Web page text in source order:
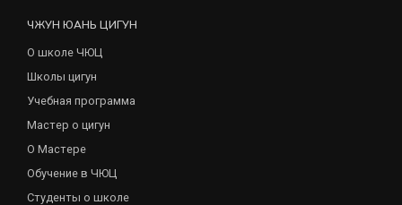
ЧЖУН ЮАНЬ ЦИГУН
О школе ЧЮЦ
Школы цигун
Учебная программа
Мастер о цигун
О Мастере
Обучение в ЧЮЦ
Студенты о школе